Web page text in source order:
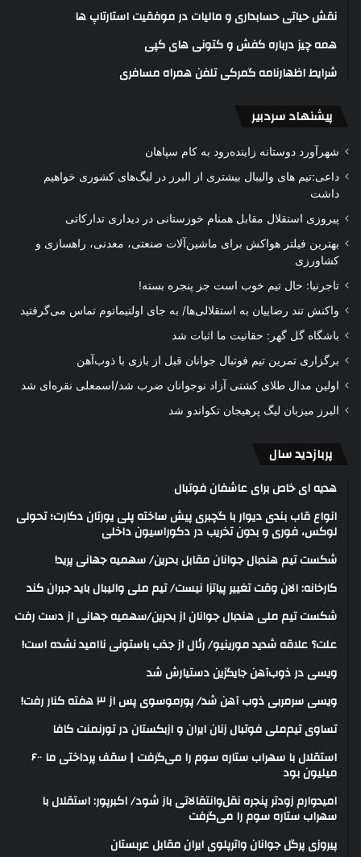
نقش حیاتی حسابداری و مالیات در موفقیت استارتاپ ها
همه چیز درباره کفش و کتونی های کپی
شرایط اظهارنامه گمرکی تلفن همراه مسافری
پیشنهاد سردبیر
شهرآورد دوستانه زاینده‌رود به کام سپاهان
داعی:تیم های والیبال بیشتری از البرز در لیگ‌های کشوری خواهیم
داشت
پیروزی استقلال مقابل همنام خوزستانی در دیداری تدارکاتی
بهترین فیلتر هواکش برای ماشین‌آلات صنعتی، معدنی، راهسازی و
کشاورزی
تاجرنیا: حال تیم خوب است جز پنجره بسته!
واکنش تند رضاییان به استقلالی‌ها/ به جای اولتیماتوم تماس می‌گرفتید
باشگاه گل گهر: حقانیت ما اثبات شد
برگزاری تمرین تیم فوتبال جوانان قبل از بازی با ذوب‌آهن
اولین مدال طلای کشتی آزاد نوجوانان ضرب شد/اسمعلی نقره‌ای شد
البرز میزبان لیگ پرهیجان تکواندو شد
پربازدید سال
هدیه ای خاص برای عاشفان فوتبال
انواع قاب بندی دیوار با گچبری پیش ساخته پلی یورتان دکارت؛ تحولی
لوکس، فوری و بدون تخریب در دکوراسیون داخلی
شکست تیم هندبال جوانان مقابل بحرین/ سهمیه جهانی پرید!
کارخانه: الان وقت تغییر پیاتزا نیست/ تیم ملی والیبال باید جبران کند
شکست تیم ملی هندبال جوانان از بحرین/سهمیه جهانی از دست رفت
علت؟ علاقه شدید مورینیو/ رئال از جذب باستونی ناامید نشده است!
ویسی در ذوب‌آهن جایگزین دستیارش شد
ویسی سرمربی ذوب آهن شد/ پورموسوی پس از ۳ هفته کنار رفت!
تساوی تیم‌ملی فوتبال زنان ایران و ازبکستان در تورنمنت کافا
استقلال با سهراب ستاره سوم را می‌گرفت | سقف پرداختی ما ۶۰۰
میلیون بود
امیدوارم زودتر پنجره نقل‌وانتقالاتی باز شود/ اکبرپور: استقلال با
سهراب ستاره سوم را می‌گرفت
پیروزی پرگل جوانان واترپلوی ایران مقابل عربستان